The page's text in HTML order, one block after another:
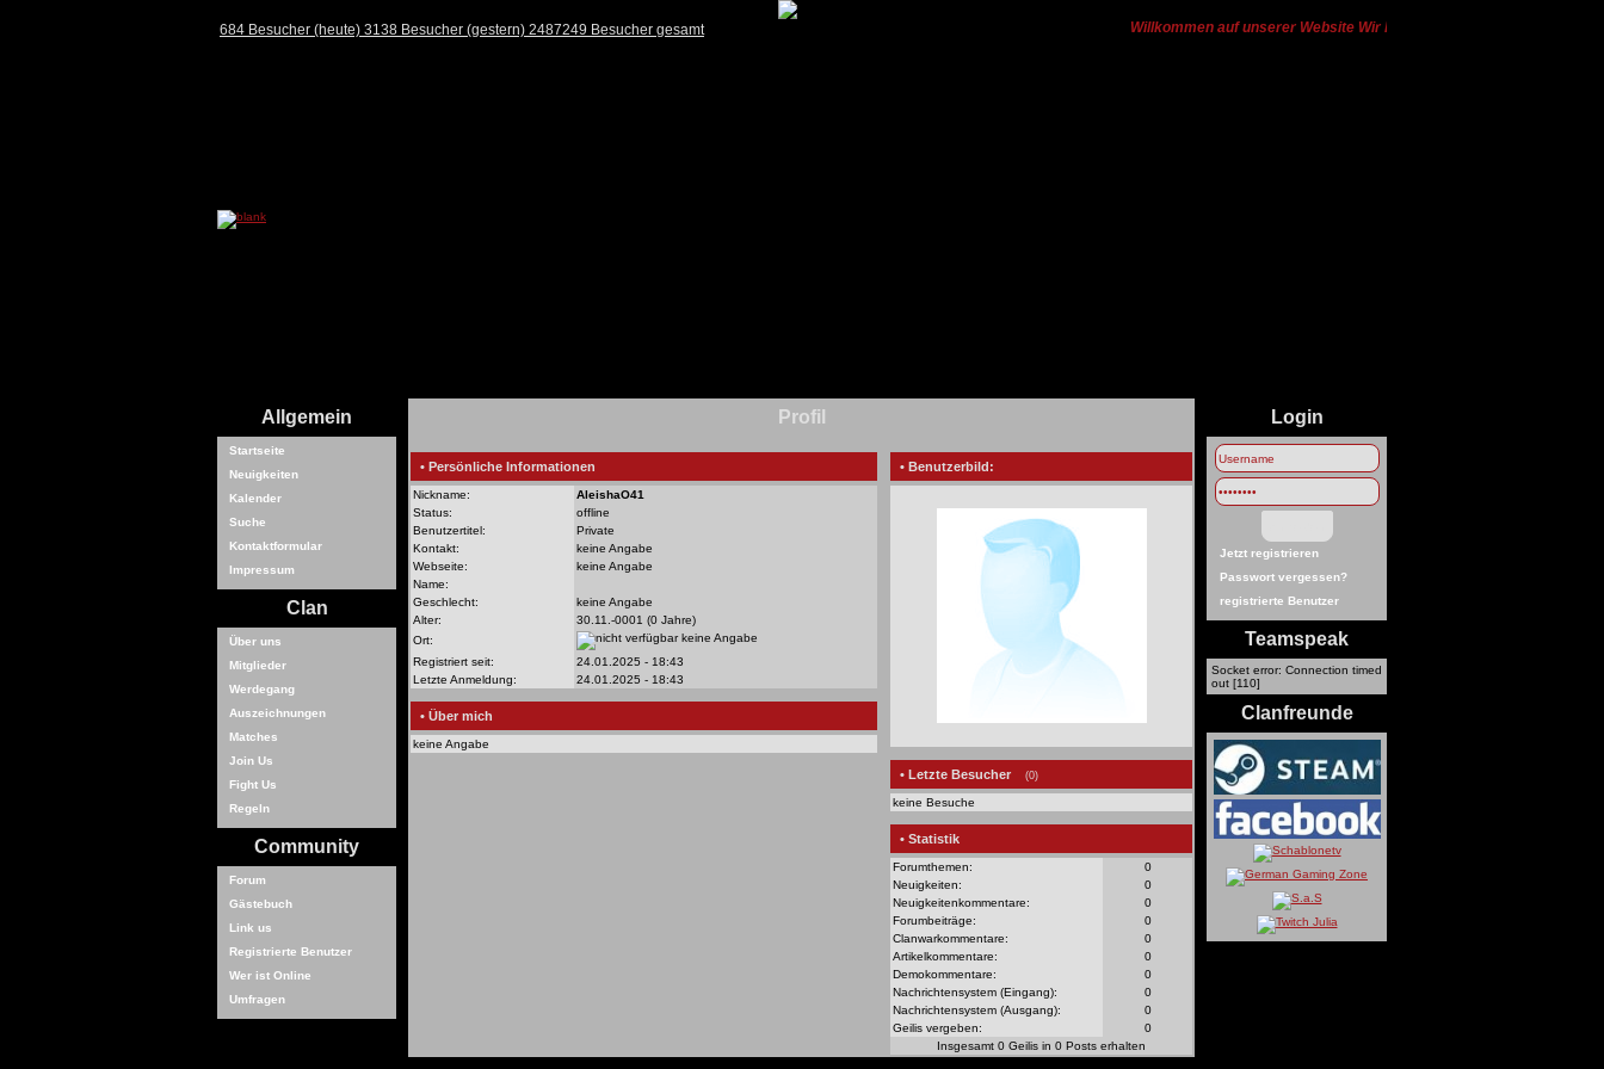
684 Besucher (heute) 3138 Besucher (gestern) 2487249 Besucher gesamt Willkommen auf unserer Website Wir haben von Ts3 zu Discord
Allgemein
Startseite
Neuigkeiten
Kalender
Suche
Kontaktformular
Impressum
Clan
Über uns
Mitglieder
Werdegang
Auszeichnungen
Matches
Join Us
Fight Us
Regeln
Community
Forum
Gästebuch
Link us
Registrierte Benutzer
Wer ist Online
Umfragen
Profil
• Persönliche Informationen
Nickname:
AleishaO41
Status:
offline
Benutzertitel:
Private
Kontakt:
keine Angabe
Webseite:
keine Angabe
Name:
Geschlecht:
keine Angabe
Alter:
30.11.-0001 (0 Jahre)
Ort:
keine Angabe
Registriert seit:
24.01.2025 - 18:43
Letzte Anmeldung:
24.01.2025 - 18:43
• Über mich
keine Angabe
• Benutzerbild:
• Letzte Besucher (0)
keine Besuche
• Statistik
Forumthemen:
0
Neuigkeiten:
0
Neuigkeitenkommentare:
0
Forumbeiträge:
0
Clanwarkommentare:
0
Artikelkommentare:
0
Demokommentare:
0
Nachrichtensystem (Eingang):
0
Nachrichtensystem (Ausgang):
0
Geilis vergeben:
0
Insgesamt 0 Geilis in 0 Posts erhalten
Login
Jetzt registrieren
Passwort vergessen?
registrierte Benutzer
Teamspeak
Socket error: Connection timed
out [110]
Clanfreunde